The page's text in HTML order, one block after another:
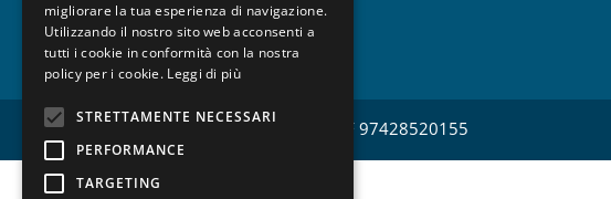
CHI SIAMO
Copyright © FESPA Italia CF 97428520155
migliorare la tua esperienza di navigazione.
Utilizzando il nostro sito web acconsenti a
tutti i cookie in conformità con la nostra
policy per i cookie. Leggi di più
STRETTAMENTE NECESSARI
PERFORMANCE
TARGETING